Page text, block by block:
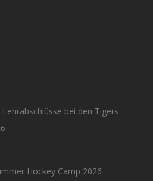
bei den Tigers
Hockey Camp 2026